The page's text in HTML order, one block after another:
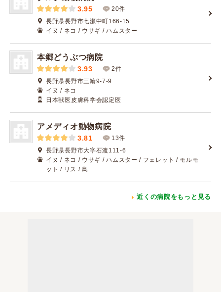
3.95
20件
長野県長野市七瀬中町166-15
イヌ / ネコ / ウサギ / ハムスター
本郷どうぶつ病院
3.93
2件
長野県長野市三輪9-7-9
イヌ / ネコ
日本獣医皮膚科学会認定医
アメディオ動物病院
3.81
13件
長野県長野市大字石渡111-6
イヌ / ネコ / ウサギ / ハムスター / フェレット / モルモ
ット / リス / 鳥
近くの病院をもっと見る